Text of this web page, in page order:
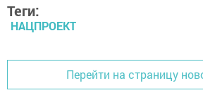
Теги:
НАЦПРОЕКТ
Перейти на страницу